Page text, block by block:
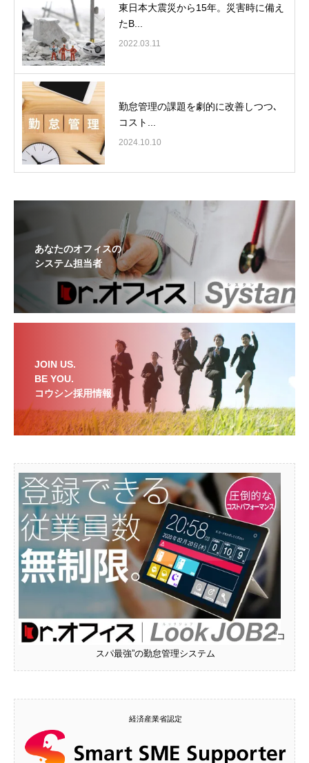
東日本大震災から15年。災害時に備え
たB...
2022.03.11
勤怠管理の課題を劇的に改善しつつ､
コスト...
2024.10.10
あなたのオフィスの
システム担当者
JOIN US.
BE YOU.
コウシン採用情報
“コ
スパ最強”の勤怠管理システム
経済産業省認定